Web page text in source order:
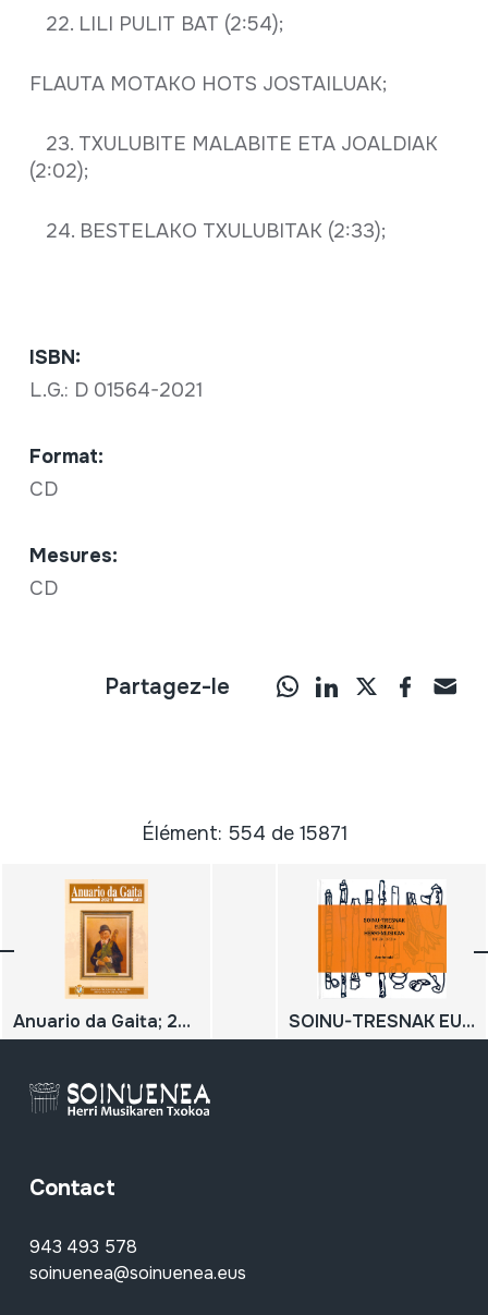
22. LILI PULIT BAT (2:54);
FLAUTA MOTAKO HOTS JOSTAILUAK;
23. TXULUBITE MALABITE ETA JOALDIAK
(2:02);
24. BESTELAKO TXULUBITAK (2:33);
ISBN:
L.G.: D 01564-2021
Format:
CD
Mesures:
CD
Partagez-le
Élément: 554 de 15871
Anuario da Gaita; 2021; Nº 36 SOINU-TRESNAK EUSKAL HERRI-MUSIKAN; ENZIKLOPEDIA; I; Aerofonoak I
Contact
943 493 578
soinuenea@soinuenea.eus